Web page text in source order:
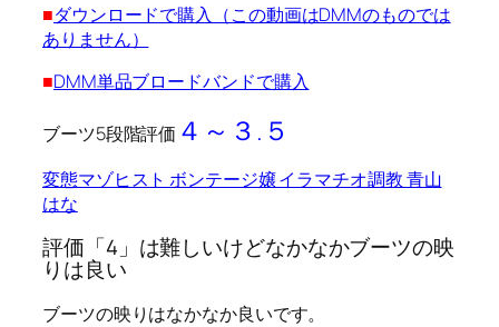
■ダウンロードで購入（この動画はDMMのものでは
ありません）
■DMM単品ブロードバンドで購入
ブーツ5段階評価 ４～３.５
変態マゾヒスト ボンテージ嬢 イラマチオ調教 青山
はな
評価「4」は難しいけどなかなかブーツの映
りは良い
ブーツの映りはなかなか良いです。